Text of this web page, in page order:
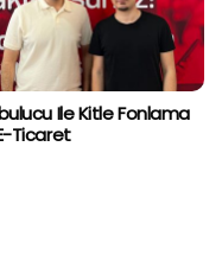
Ile Kitle Fonlama
Ticaret